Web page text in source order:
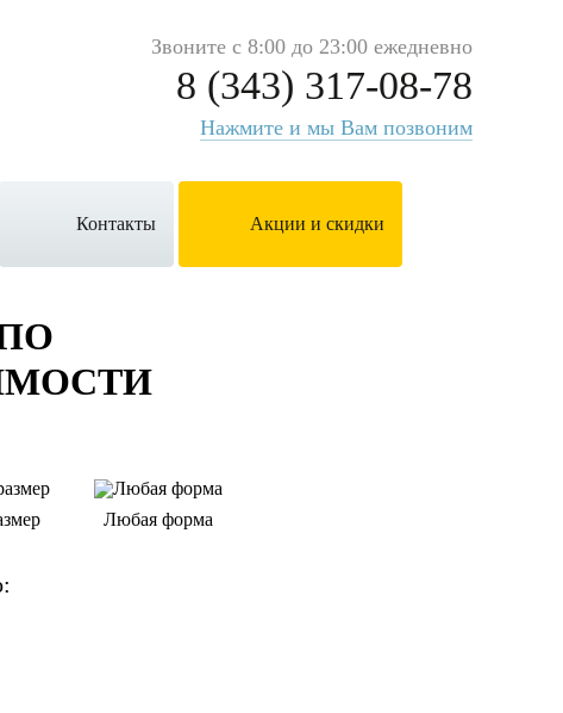
Звоните с 8:00 до 23:00 ежедневно
8 (343) 317-08-78
Нажмите и мы Вам позвоним
Контакты Акции и скидки
Любая форма